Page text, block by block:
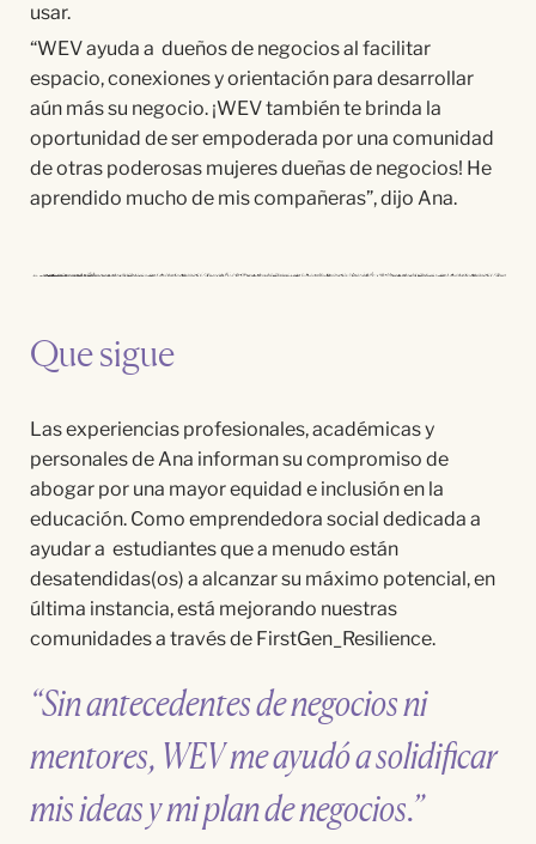
usar.
“WEV ayuda a dueños de negocios al facilitar
espacio, conexiones y orientación para desarrollar
aún más su negocio. ¡WEV también te brinda la
oportunidad de ser empoderada por una comunidad
de otras poderosas mujeresdueñasde negocios! He
aprendido mucho de mis compañeras”, dijo Ana.
Que sigue
Las experiencias profesionales,académicas y
personales de Ana informan su compromiso de
abogar por una mayor equidad e inclusión en la
educación. Como emprendedora social dedicada a
ayudara estudiantesque a menudo están
desatendidas(os) a alcanzar su máximo potencial, en
última instancia,está mejorando nuestras
comunidades a través de FirstGen_Resilience.
“Sin antecedentes de negocios ni
mentores, WEV me ayudó a solidificar
mis ideas y mi plan de negocios.”